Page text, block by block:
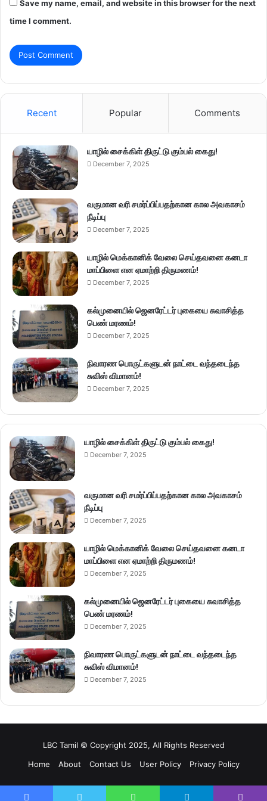
Save my name, email, and website in this browser for the next
time I comment.
Recent Popular Comments
யாழில் சைக்கிள் திருட்டு கும்பல் கைது!
December 7, 2025
வருமான வரி சமர்ப்பிப்பதற்கான கால அவகாசம்
நீடிப்பு
December 7, 2025
யாழில் மெக்கானிக் வேலை செய்தவனை கனடா
மாப்பிளை என ஏமாற்றி திருமணம்!
December 7, 2025
கல்முனையில் ஜெனரேட்டர் புகையை சுவாசித்த
பெண் மரணம்!
December 7, 2025
நிவாரண பொருட்களுடன் நாட்டை வந்தடைந்த
சுவிஸ் விமானம்!
December 7, 2025
யாழில் சைக்கிள் திருட்டு கும்பல் கைது!
December 7, 2025
வருமான வரி சமர்ப்பிப்பதற்கான கால அவகாசம்
நீடிப்பு
December 7, 2025
யாழில் மெக்கானிக் வேலை செய்தவனை கனடா
மாப்பிளை என ஏமாற்றி திருமணம்!
December 7, 2025
கல்முனையில் ஜெனரேட்டர் புகையை சுவாசித்த
பெண் மரணம்!
December 7, 2025
நிவாரண பொருட்களுடன் நாட்டை வந்தடைந்த
சுவிஸ் விமானம்!
December 7, 2025
LBC Tamil © Copyright 2025, All Rights Reserved
Home
About Contact Us User Policy Privacy Policy